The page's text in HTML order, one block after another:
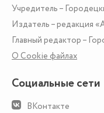
Учредитель –
Издатель – редакция
Главный редактор –
О Сookie файлах
Социальные сети
ВКонтакте